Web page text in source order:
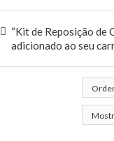
“Kit de Reposição de
adicionado ao seu